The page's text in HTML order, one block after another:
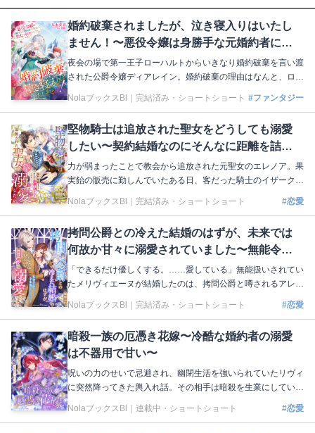
婚約破棄されましたが、泣き寝入りはいたし
ません！〜悪役令嬢は身勝手な元婚約者に囚
われた聖女を救出することにしました〜
夜会の場で第一王子ローハルトからいきなり婚約破棄を言い渡
された公爵令嬢ディアレイン。婚約破棄の理由はなんと、ロー
人がいる彼女はローハルトからの好意にとても困ってい
ハヅキを元の世界に帰すため、第一王女の補佐役であるエルデ
ィオと協力することに！ 甘い幻想に浸っている元婚約者の目
を覚まして差し上げましょう！ 著：天木奏音 イラスト：茲助
本編はこちら https://nola-novel.com/bloom/novels/9infac5wkd
NolaブックスBl｜ 完結済み・ショートショート #ファンタジー
堅物騎士は追放された聖女をどうしても溺愛
したい〜契約結婚なのにそんなに距離を詰め
ないでください！〜
力が弱まったことで教会から追放された元聖女のエレノア。果
実飴の販売に勤しんでいたある日、客だった騎士のイザークに
声をかけられた。教会に連れ戻されてしまうかも！ と恐れて
いたら……えっ、契約結婚するんですか!? 悪事を働く教会を
しく触れてくれるイザークに惹かれてしまいそうな心と葛藤し
ていたところ、彼の婚約者だと名乗る大聖女が現れて──!?
著：海空里和 イラスト：御子柴リョウ 本編はこちら https://no
la-novel.com/bloom/novels/7u6de65iui
NolaブックスBl｜ 完結済み・ショートショート #恋愛
拷問公爵との冷えた結婚のはずが、未来では
何故か甘々に溺愛されていました〜無能令嬢
でしたが未来視できたみたいです〜
「できるだけ優しくする。……愛している」無能扱いされてい
たメリヴィエーヌが結婚したのは、拷問公爵と噂されるアレッ
クス。これからに恐怖と不安を抱き母から受け継いでいた能力
で未来を見てみると、そこにはメリヴィエーヌに甘く愛を囁く
わずかな希望を頼りにアレックスとの距離を縮めようと試行錯
誤するメリヴィエーヌ。すると、次第に彼が隠していた本心が
見えてきて……⁉︎ 著：風和ふわ イラスト：鈴ノ助 本編はこち
ら https://nola-novel.com/bloom/novels/0feq5s3jylru
NolaブックスBl｜ 完結済み・ショートショート #恋愛
暗殺一族の厄憑き花嫁〜冷酷な婚約者の溺愛
は不器用で甘い〜
呪いの力のせいで忌避され、幽閉生活を強いられていたリヴィ
に突然降ってきた輿入れ話。その相手は暗殺を生業にしている
バルナベット家の嫡男アシェルだった。恐れと新たな生活への
僅かな期待を抱くも、アシェルはリヴィの存在自体を拒否して
NolaブックスBl｜ 連載中・ショートショート #恋愛